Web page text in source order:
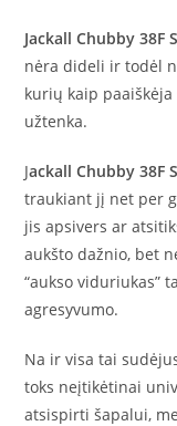
Jackall Chubby 38F
nėra dideli ir todėl
kurių kaip
užtenka.
Jackall Chubby 38F
traukiant jį net per
jis apsivers ar
aukšto dažnio, bet
“aukso viduriukas”
agresyvumo.
Na ir visa tai
toks neįtikėtinai
atsispirti šapalui,